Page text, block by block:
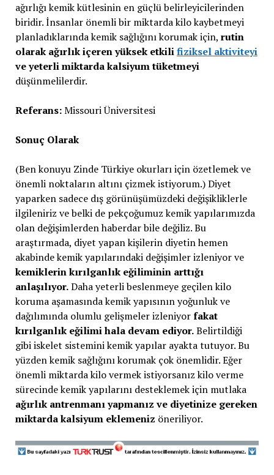
ağırlığı kemik kütlesinin en güçlü belirleyicilerinden
biridir. İnsanlar önemli bir miktarda kilo kaybetmeyi
planladıklarında kemik sağlığını korumak için, rutin
olarak ağırlık içeren yüksek etkilifiziksel aktiviteyi
ve yeterli miktarda kalsiyum tüketmeyi
düşünmelilerdir.
Referans:Missouri Üniversitesi
Sonuç Olarak
(Ben konuyu Zinde Türkiye okurları için özetlemek ve
önemli noktaların altını çizmek istiyorum.) Diyet
yaparken sadece dış görünüşümüzdeki değişikliklerle
ilgileniriz ve belki de pekçoğumuz kemik yapılarımızda
olan değişimlerden haberdar bile değiliz. Bu
araştırmada, diyet yapan kişilerin diyetin hemen
akabinde kemik yapılarındaki değişimler izleniyor ve
kemiklerin kırılganlık eğiliminin arttığı
anlaşılıyor.Daha yeterli beslenmeye geçilen kilo
koruma aşamasında kemik yapısının yoğunluk ve
dağılımında olumlu gelişmeler izleniyorfakat
kırılganlık eğilimi hala devam ediyor.Belirtildiği
gibi iskelet sistemini kemik yapılar ayakta tutuyor. Bu
yüzden kemik sağlığını korumak çok önemlidir. Eğer
önemli miktarda kilo vermek istiyorsanız kilo verme
sürecinde kemik yapılarını desteklemek için mutlaka
ağırlık antrenmanı yapmanız ve diyetinize gereken
miktarda kalsiyum eklemeniz öneriliyor.